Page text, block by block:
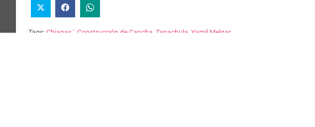
Tags:Chiapas ' Construcción de Cancha Tapachula Yamil Melgar